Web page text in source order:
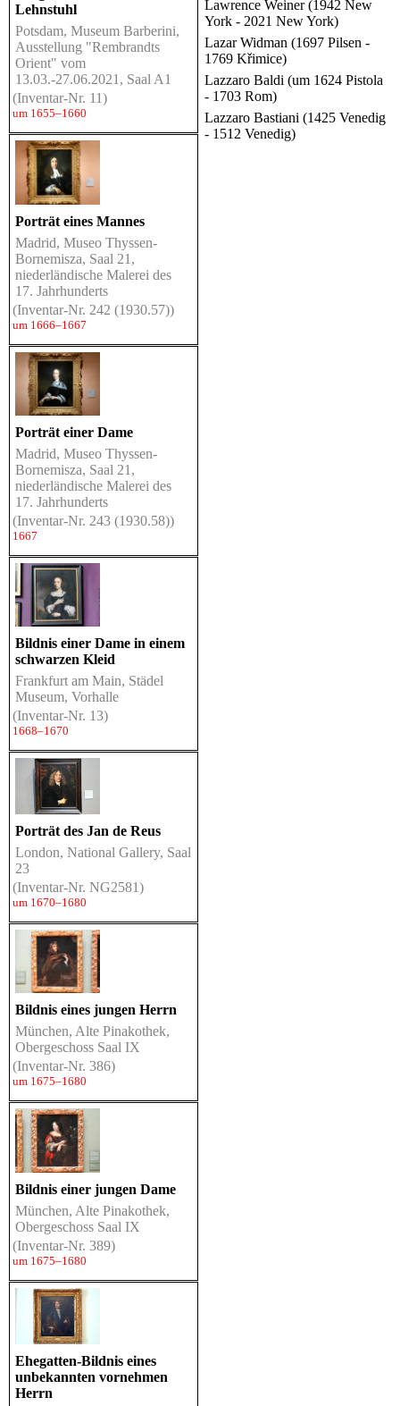
Lehnstuhl
Potsdam, Museum Barberini,
Ausstellung "Rembrandts
Orient" vom
13.03.-27.06.2021, Saal A1
(Inventar-Nr. 11)
um 1655–1660
Porträt eines Mannes
Madrid, Museo Thyssen-
Bornemisza, Saal 21,
niederländische Malerei des
17. Jahrhunderts
(Inventar-Nr. 242 (1930.57))
um 1666–1667
Porträt einer Dame
Madrid, Museo Thyssen-
Bornemisza, Saal 21,
niederländische Malerei des
17. Jahrhunderts
(Inventar-Nr. 243 (1930.58))
1667
Bildnis einer Dame in einem
schwarzen Kleid
Frankfurt am Main, Städel
Museum, Vorhalle
(Inventar-Nr. 13)
1668–1670
Porträt des Jan de Reus
London, National Gallery, Saal
23
(Inventar-Nr. NG2581)
um 1670–1680
Bildnis eines jungen Herrn
München, Alte Pinakothek,
Obergeschoss Saal IX
(Inventar-Nr. 386)
um 1675–1680
Bildnis einer jungen Dame
München, Alte Pinakothek,
Obergeschoss Saal IX
(Inventar-Nr. 389)
um 1675–1680
Ehegatten-Bildnis eines
unbekannten vornehmen
Herrn
Lawrence Weiner (1942 New
York - 2021 New York)
Lazar Widman (1697 Pilsen -
1769 Křimice)
Lazzaro Baldi (um 1624 Pistola
- 1703 Rom)
Lazzaro Bastiani (1425 Venedig
- 1512 Venedig)